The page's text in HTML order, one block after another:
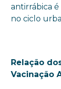
antirrábica
no ciclo
Relação
Vacinação